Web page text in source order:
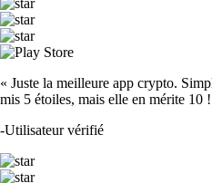
« Juste la meilleure app crypto.
mis 5 étoiles, mais elle en mérite 10
-Utilisateur vérifié